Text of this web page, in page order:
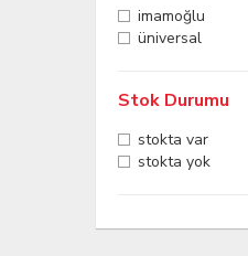
i̇mamoğlu
üniversal
Stok Durumu
stokta var
stokta yok